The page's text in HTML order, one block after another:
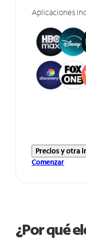
Aplicaciones
Precios y otra
Comenzar
¿Por qué